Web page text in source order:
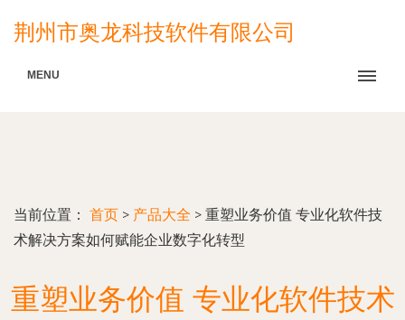
荆州市奥龙科技软件有限公司
MENU
当前位置： 首页 > 产品大全 > 重塑业务价值 专业化软件技
术解决方案如何赋能企业数字化转型
重塑业务价值 专业化软件技术